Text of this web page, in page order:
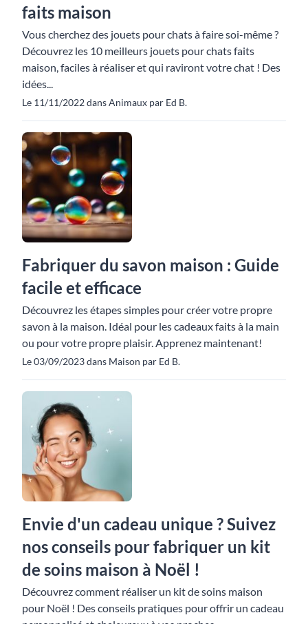
faits maison
Vous cherchez des jouets pour chats à faire soi-même ?
Découvrez les 10 meilleurs jouets pour chats faits
maison, faciles à réaliser et qui raviront votre chat ! Des
idées...
Le 11/11/2022 dans Animaux par Ed B.
Fabriquer du savon maison : Guide
facile et efficace
Découvrez les étapes simples pour créer votre propre
savon à la maison. Idéal pour les cadeaux faits à la main
ou pour votre propre plaisir. Apprenez maintenant!
Le 03/09/2023 dans Maison par Ed B.
Envie d'un cadeau unique ? Suivez
nos conseils pour fabriquer un kit
de soins maison à Noël !
Découvrez comment réaliser un kit de soins maison
pour Noël ! Des conseils pratiques pour offrir un cadeau